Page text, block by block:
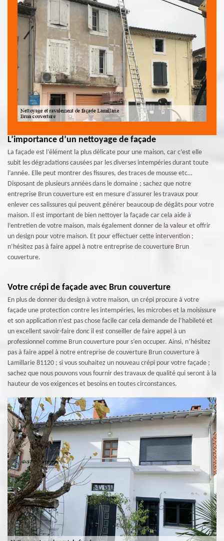
L’importance d’un nettoyage de façade
La façade est l’élément la plus délicate pour une maison, car c’est elle
subit les dégradations causées par les diverses intempéries durant toute
l’année. Elle peut montrer des fissures, des traces de mousse etc…
Disposant de plusieurs années dans le domaine ; sachez que notre
entreprise Brun couverture est en mesure d’assurer les travaux pour
enlever ces salissures qui peuvent générer beaucoup de dégâts pour votre
maison. Il est important de bien nettoyer la façade car cela aide à
l’entretien de votre maison, mais également donner de la valeur et offrir
un design pour votre maison. Et pour effectuer cette intervention ;
n’hésitez pas à faire appel à notre entreprise de couverture Brun
couverture.
Votre crépi de façade avec Brun couverture
En plus de donner du design à votre maison, un crépi procure à votre
façade une protection contre les intempéries, les microbes et la moisissure
et son application n’est pas chose facile car cela demande de l’habileté et
un excellent savoir-faire donc il est conseiller de faire appel à un
professionnel comme Brun couverture pour s’en occuper. Ainsi, n’hésitez
pas à faire appel à notre entreprise de couverture Brun couverture à
Lamillarie 81120 ; si vous souhaitez un nouveau crépi pour votre façade ;
sachez que nous pouvons vous fournir des travaux de qualité qui seront à la
hauteur de vos exigences et besoins en toutes circonstances.